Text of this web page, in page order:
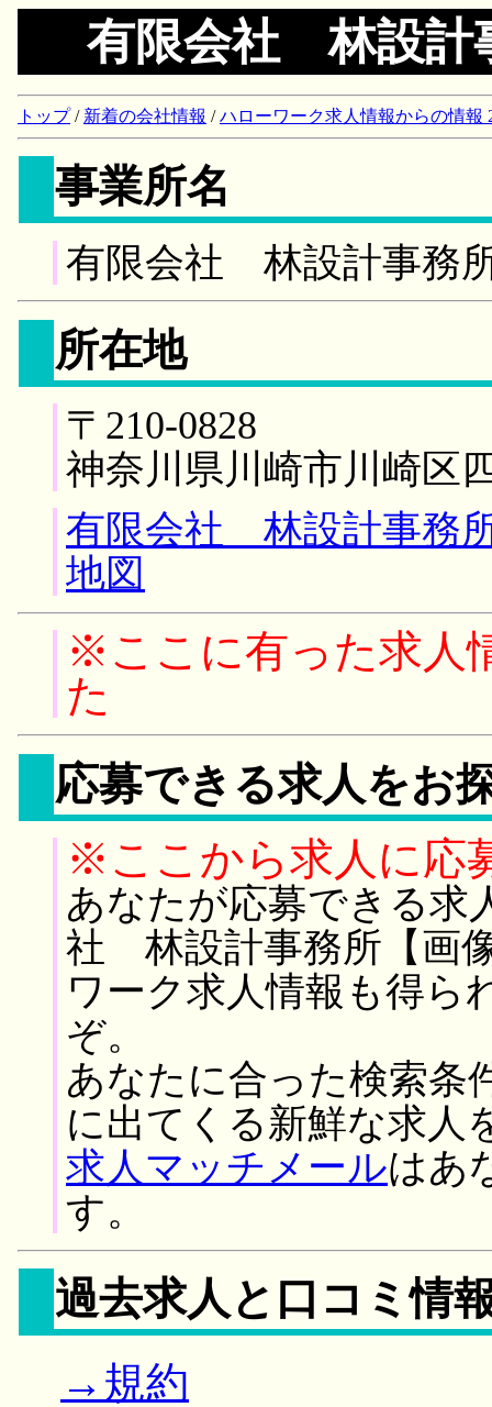
有限会社 林設計
トップ/ 新着の会社情報 /ハローワーク求人情報からの情報
事業所名
有限会社 林設計事務
所在地
〒210-0828
神奈川県川崎市川崎区
有限会社 林設計事務
地図
※ここに有った求人
た
応募できる求人をお
※ここから求人に応
あなたが応募できる求
社 林設計事務所【画
ワーク求人情報も得ら
ぞ。
あなたに合った検索条
に出てくる新鮮な求人
求人マッチメールはあ
す。
過去求人と口コミ情
→規約